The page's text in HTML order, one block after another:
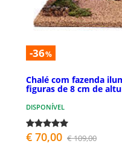
-36%
Chalé com fazenda
figuras de 8 cm de
DISPONÍVEL
€ 70,00 € 109,00